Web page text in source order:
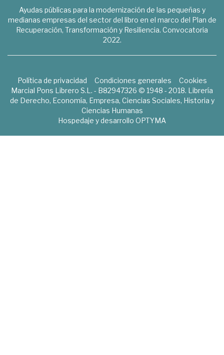
Ayudas públicas para la modernización de las pequeñas y
medianas empresas del sector del libro en el marco del Plan de
Recuperación, Transformación y Resiliencia. Convocatoria
2022.
Política de privacidad Condiciones generales
Cookies
Marcial Pons Librero S.L. - B82947326 © 1948 - 2018. Librería
de Derecho, Economía, Empresa, Ciencias Sociales, Historia y
Ciencias Humanas
Hospedaje y desarrollo OPTYMA